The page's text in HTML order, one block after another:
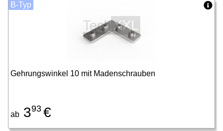
Gehrungswinkel 10 mit Madenschrauben
ab 393 €
B-Typ